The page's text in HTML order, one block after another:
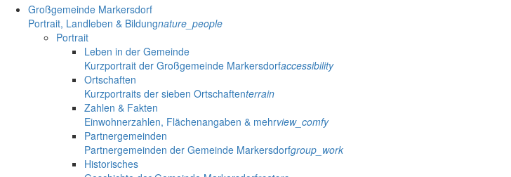
Großgemeinde Markersdorf
Portrait, Landleben & Bildungnature_people
Portrait
Leben in der Gemeinde
Kurzportrait der Großgemeinde Markersdorfaccessibility
Ortschaften
Kurzportraits der sieben Ortschaftenterrain
Zahlen & Fakten
Einwohnerzahlen, Flächenangaben & mehrview_comfy
Partnergemeinden
Partnergemeinden der Gemeinde Markersdorfgroup_work
Historisches